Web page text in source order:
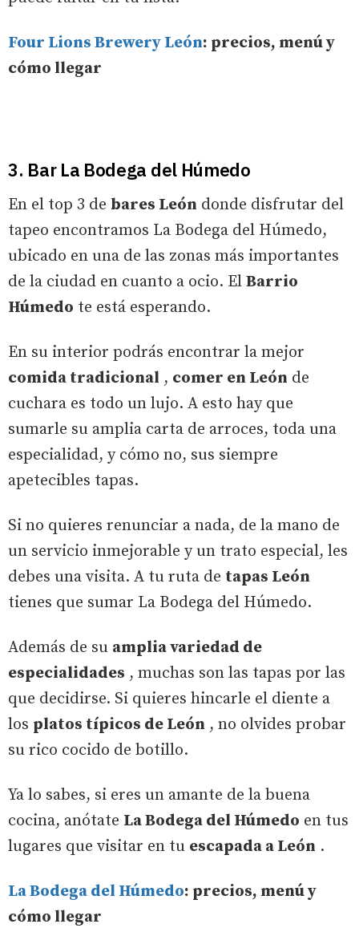
Four Lions Brewery León: precios, menú y
cómo llegar
3. Bar La Bodega del Húmedo
En el top 3 de bares León donde disfrutar del
tapeo encontramos La Bodega del Húmedo,
ubicado en una de las zonas más importantes
de la ciudad en cuanto a ocio. El Barrio
Húmedo te está esperando.
En su interior podrás encontrar la mejor
comida tradicional , comer en León de
cuchara es todo un lujo. A esto hay que
sumarle su amplia carta de arroces, toda una
especialidad, y cómo no, sus siempre
apetecibles tapas.
Si no quieres renunciar a nada, de la mano de
un servicio inmejorable y un trato especial, les
debes una visita. A tu ruta de tapas León
tienes que sumar La Bodega del Húmedo.
Además de su amplia variedad de
especialidades , muchas son las tapas por las
que decidirse. Si quieres hincarle el diente a
los platos típicos de León , no olvides probar
su rico cocido de botillo.
Ya lo sabes, si eres un amante de la buena
cocina, anótate La Bodega del Húmedo en tus
lugares que visitar en tu escapada a León .
La Bodega del Húmedo: precios, menú y
cómo llegar